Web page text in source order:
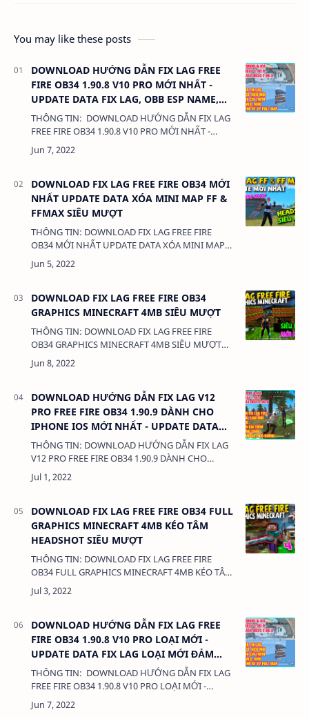
You may like these posts
DOWNLOAD HƯỚNG DẪN FIX LAG FREE
FIRE OB34 1.90.8 V10 PRO MỚI NHẤT -
UPDATE DATA FIX LAG, OBB ESP NAME,
HEADSHOT, MAGIC BULLET
THÔNG TIN: DOWNLOAD HƯỚNG DẪN FIX LAG
FREE FIRE OB34 1.90.8 V10 PRO MỚI NHẤT -
UPDATE DATA FIX LAG, OBB ESP NAME,
HEADSHOT, MAGIC BULLETDUNG LƯỢNG:380
DOWNLOAD FIX LAG FREE FIRE OB34 MỚI
NHẤT UPDATE DATA XÓA MINI MAP FF &
FFMAX SIÊU MƯỢT
THÔNG TIN: DOWNLOAD FIX LAG FREE FIRE
OB34 MỚI NHẤT UPDATE DATA XÓA MINI MAP
FF & FFMAX SIÊU MƯỢT DUNG LƯỢNG: 1 MB
LINK: (adsbygoogle = window.adsbygoogle |…
DOWNLOAD FIX LAG FREE FIRE OB34
GRAPHICS MINECRAFT 4MB SIÊU MƯỢT
THÔNG TIN: DOWNLOAD FIX LAG FREE FIRE
OB34 GRAPHICS MINECRAFT 4MB SIÊU MƯỢT
DUNG LƯỢNG: 1 MB LINK: (adsbygoogle =
DOWNLOAD HƯỚNG DẪN FIX LAG V12
PRO FREE FIRE OB34 1.90.9 DÀNH CHO
IPHONE IOS MỚI NHẤT - UPDATE DATA
FIX LAG
THÔNG TIN: DOWNLOAD HƯỚNG DẪN FIX LAG
V12 PRO FREE FIRE OB34 1.90.9 DÀNH CHO
IPHONE IOS MỚI NHẤT - UPDATE DATA FIX
LAGDUNG LƯỢNG: 380 Kb LIÊN KẾT: - DATA CÀI
DOWNLOAD FIX LAG FREE FIRE OB34 FULL
GRAPHICS MINECRAFT 4MB KÉO TÂM
HEADSHOT SIÊU MƯỢT
THÔNG TIN: DOWNLOAD FIX LAG FREE FIRE
OB34 FULL GRAPHICS MINECRAFT 4MB KÉO TÂM
HEADSHOT SIÊU MƯỢT DUNG LƯỢNG: 1 MB
LINK: (adsbygoogle = window.adsbygoogle || []
DOWNLOAD HƯỚNG DẪN FIX LAG FREE
FIRE OB34 1.90.8 V10 PRO LOẠI MỚI -
UPDATE DATA FIX LAG LOẠI MỚI ĐẢM
BẢO KHÔNG KHÓA NICK 100%
THÔNG TIN: DOWNLOAD HƯỚNG DẪN FIX LAG
FREE FIRE OB34 1.90.8 V10 PRO LOẠI MỚI -
UPDATE DATA FIX LAG LOẠI MỚI ĐẢM BẢO
KHÔNG KHÓA NICK 100%DUNG LƯỢNG: 380 Kb